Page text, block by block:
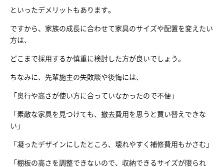
といったデメリットもあります。
ですから、家族の成長に合わせて家具のサイズや配置を変えたい
方は、
どこまで採用するか慎重に検討した方が良いでしょう。
ちなみに、先輩施主の失敗談や後悔には、
「奥行や高さが使い方に合っていなかったので不便」
「素敵な家具を見つけても、撤去費用を思うと買い替えできな
い」
「凝ったデザインにしたところ、壊れやすく補修費用もかさむ」
「棚板の高さを調整できないので、収納できるサイズが限られ